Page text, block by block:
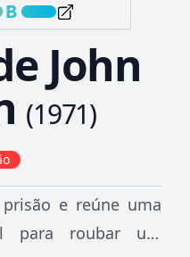
John
(1971)
e reúne uma
para roubar um